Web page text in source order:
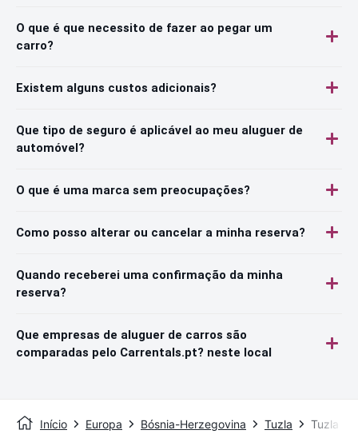
O que é que necessito de fazer ao pegar um
carro?
Existem alguns custos adicionais?
Que tipo de seguro é aplicável ao meu aluguer de
automóvel?
O que é uma marca sem preocupações?
Como posso alterar ou cancelar a minha reserva?
Quando receberei uma confirmação da minha
reserva?
Que empresas de aluguer de carros são
comparadas pelo Carrentals.pt? neste local
Início Europa Bósnia-Herzegovina Tuzla Tuzla